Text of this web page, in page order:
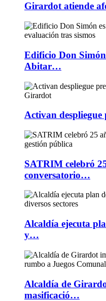
Girardot atiende
Edificio Don
Abitar…
Activan
SATRIM celebró
conversatorio…
Alcaldía ejecuta
y…
Alcaldía de
masificació…